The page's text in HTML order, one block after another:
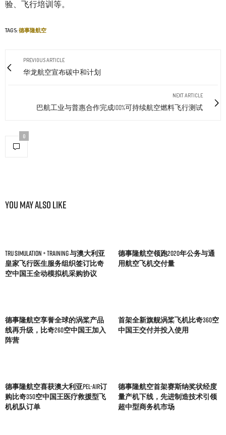
验、飞行培训等。
TAGS:德事隆航空
PREVIOUS ARTICLE
华龙航空宣布碳中和计划
NEXT ARTICLE
巴航工业与普惠合作完成100%可持续航空燃料飞行测试
0
You May Also Like
TRU Simulation + Training 与澳大利亚
皇家飞行医生服务组织签订比奇
空中国王全动模拟机采购协议
德事隆航空领跑2020年公务与通
用航空飞机交付量
德事隆航空享誉全球的涡桨产品
线再升级，比奇260空中国王加入
阵营
首架全新旗舰涡桨飞机比奇360空
中国王交付并投入使用
德事隆航空喜获澳大利亚Pel-Air订
购比奇350空中国王医疗救援型飞
机机队订单
德事隆航空首架赛斯纳奖状经度
量产机下线，先进制造技术引领
超中型商务机市场